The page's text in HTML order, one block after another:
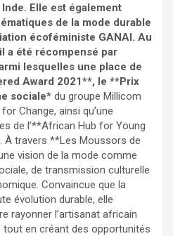
Elle est également
de la mode durable
écoféministe GANAI. Au
a été récompensé par
lesquelles une place de
Award 2021**, le **Prix
sociale* du groupe Millicom
Change, ainsi qu’une
de l’**African Hub for Young
À travers **Les Moussors de
vision de la mode comme
de transmission culturelle
Convaincue que la
évolution durable, elle
rayonner l’artisanat africain
tout en créant des opportunités